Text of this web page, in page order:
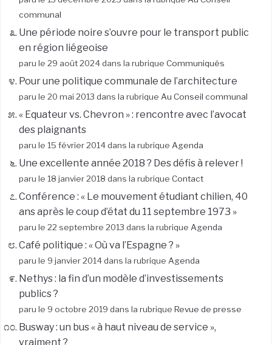
communal
Une période noire s’ouvre pour le transport public
en région liégeoise
paru le 29 août 2024 dans la rubrique Communiqués
Pour une politique communale de l’architecture
paru le 20 mai 2013 dans la rubrique Au Conseil communal
« Equateur vs. Chevron » : rencontre avec l’avocat
des plaignants
paru le 15 février 2014 dans la rubrique Agenda
Une excellente année 2018 ? Des défis à relever !
paru le 18 janvier 2018 dans la rubrique Contact
Conférence : « Le mouvement étudiant chilien, 40
ans après le coup d’état du 11 septembre 1973 »
paru le 22 septembre 2013 dans la rubrique Agenda
Café politique : « Où va l’Espagne ? »
paru le 9 janvier 2014 dans la rubrique Agenda
Nethys : la fin d’un modèle d’investissements
publics ?
paru le 9 octobre 2019 dans la rubrique Revue de presse
Busway : un bus « à haut niveau de service »,
vraiment ?